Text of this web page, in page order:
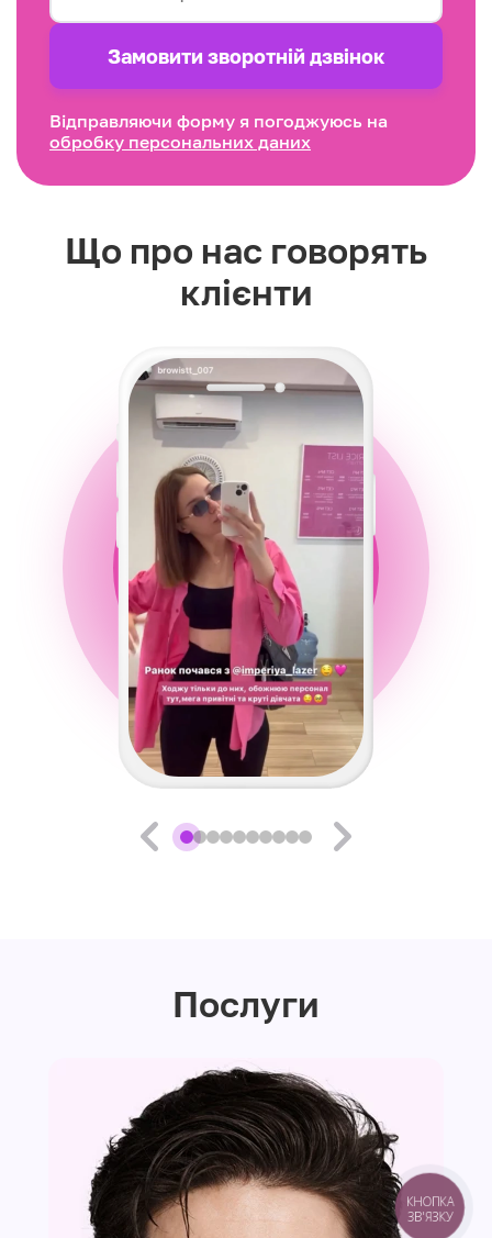
Замовити зворотнiй дзвінок
Відправляючи форму я погоджуюсь на
обробку персональних даних
Що про нас говорять
клієнти
Послуги
КНОПКА
ЗВ'ЯЗКУ